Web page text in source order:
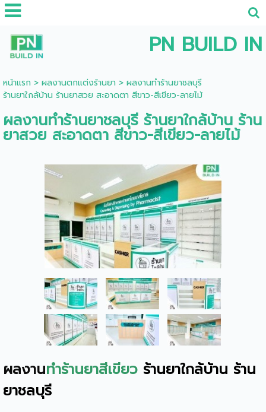
PN BUILD IN
หน้าแรก > ผลงานตกแต่งร้านยา> ผลงานทำร้านยาชลบุรี
ร้านยาใกล้บ้าน ร้านยาสวย สะอาดตา สีขาว-สีเขียว-ลายไม้
ผลงานทำร้านยาชลบุรี ร้านยาใกล้บ้าน ร้าน
ยาสวย สะอาดตา สีขาว-สีเขียว-ลายไม้
ผลงานทำร้านยาสีเขียวร้านยาใกล้บ้าน ร้าน
ยาชลบุรี